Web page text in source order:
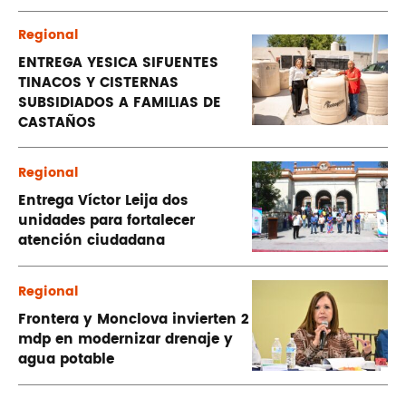
Regional
ENTREGA YESICA SIFUENTES
TINACOS Y CISTERNAS
SUBSIDIADOS A FAMILIAS DE
CASTAÑOS
Regional
Entrega Víctor Leija dos
unidades para fortalecer
atención ciudadana
Regional
Frontera y Monclova invierten 2
mdp en modernizar drenaje y
agua potable